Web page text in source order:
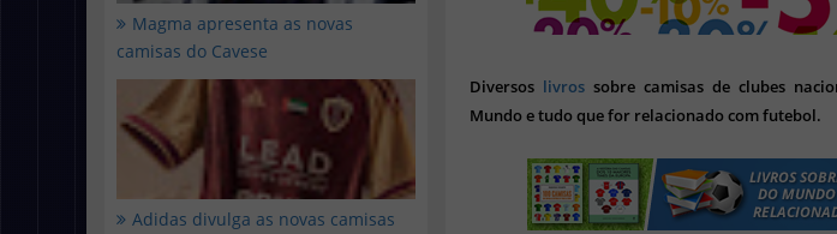
Magma apresenta as novas
camisas do Cavese
Adidas divulga as novas camisas
Diversos livros sobre camisas de clubes
Mundo e tudo que for relacionado com futebol.